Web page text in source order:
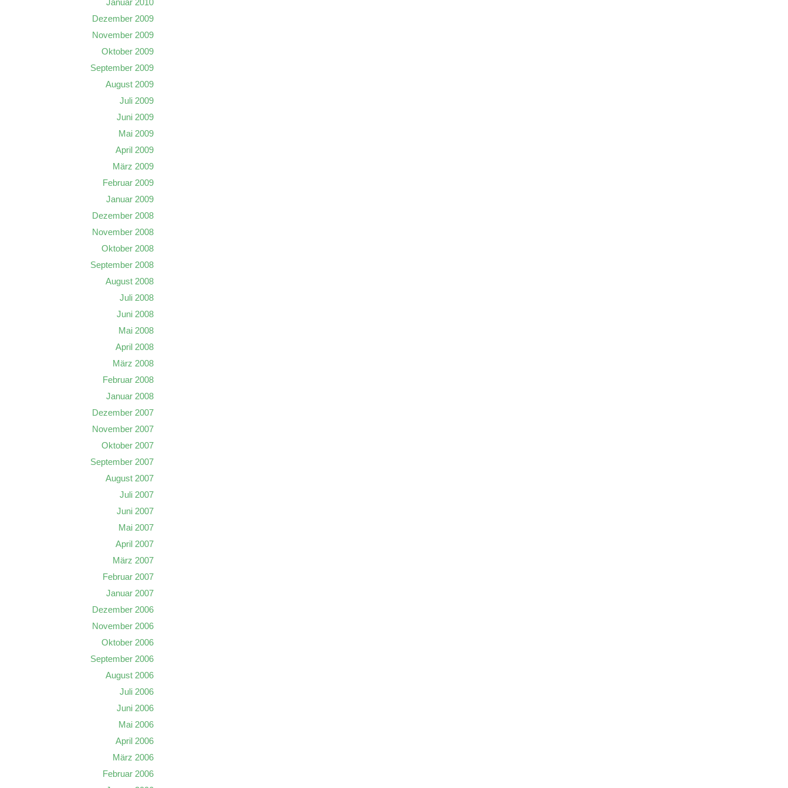
Dezember 2009
November 2009
Oktober 2009
September 2009
August 2009
Juli 2009
Juni 2009
Mai 2009
April 2009
März 2009
Februar 2009
Januar 2009
Dezember 2008
November 2008
Oktober 2008
September 2008
August 2008
Juli 2008
Juni 2008
Mai 2008
April 2008
März 2008
Februar 2008
Januar 2008
Dezember 2007
November 2007
Oktober 2007
September 2007
August 2007
Juli 2007
Juni 2007
Mai 2007
April 2007
März 2007
Februar 2007
Januar 2007
Dezember 2006
November 2006
Oktober 2006
September 2006
August 2006
Juli 2006
Juni 2006
Mai 2006
April 2006
März 2006
Februar 2006